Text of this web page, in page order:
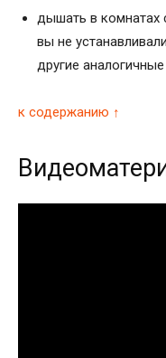
дышать в комнатах
вы не
другие
к содержанию ↑